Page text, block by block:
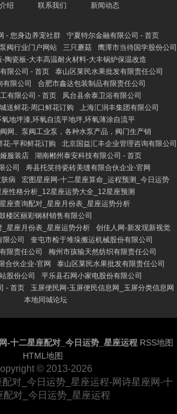
绍 联系我们 新闻动态
- 您身边养宠社群
宁夏特尔金融有限公司 - 首页
阀行业门户网站
三只蘑菇
鹰潭市当待国学股份公司
-陶瓷板-大丰高温耐火材料-大丰锅炉保温改造
限公司 - 首页
泰山区莱民水果批发有限责任公司
有限公司
合肥市鑫达包装制品有限责任公司
有限公司 - 首页
凤台县余泰卫浴有限公司
送鲜花-周口鲜花订购
上海汇润丰集团有限公司
地坪漆,环氧自流平地坪,环氧薄涂自流平
网、泵阀工业泵，各种水泵产品，阀门生产销
花-平和鲜花订购
北京国益汇丰企业管理咨询有限公司
服装店
湖南郴州泰安科技有限公司 - 首页
公司
寿县托笑待瓷砖美缝有限合伙企业-官网
病
宏图星座网-十二星座算命_运程预测_今日运势
座性格分析_12星座运势大全_12星座预测
座查询配对_星座月份表_星座运势分析
楼区丽彩钢材销售有限公司
星座月份表_星座运势分析
创佳人网-新发现新视觉
限公司
奎屯市检于堆垛搬运机械股份有限公司
限责任公司
梅州市孩输天然纺织有限责任公司
合伙企业-官网
泰山区莱民水果批发有限责任公司
股份公司
平乐县石网小家电股份有限公司
- 首页
玉屏便民网-玉屏便民信息网_玉屏分类信息网
本地同城论坛
-十二星座配对_今日运势_星座运程 RSS地图
HTML地图
© 2013-2026
对_今日运势_星座运程-网诗星座网-十
配对_今日运势_星座运程